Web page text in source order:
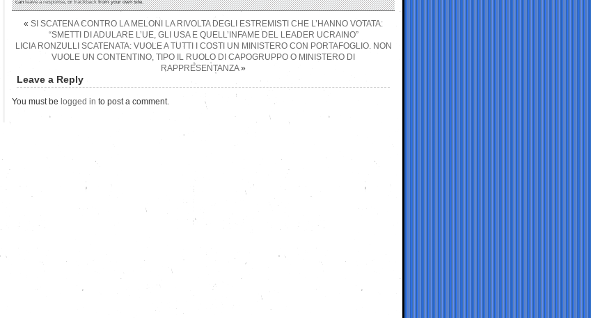
« SI SCATENA CONTRO LA MELONI LA RIVOLTA DEGLI ESTREMISTI CHE L’HANNO VOTATA:
“SMETTI DI ADULARE L’UE, GLI USA E QUELL’INFAME DEL LEADER UCRAINO”
LICIA RONZULLI SCATENATA: VUOLE A TUTTI I COSTI UN MINISTERO CON PORTAFOGLIO. NON
VUOLE UN CONTENTINO, TIPO IL RUOLO DI CAPOGRUPPO O MINISTERO DI
RAPPRESENTANZA»
Leave a Reply
You must be logged in to post a comment.